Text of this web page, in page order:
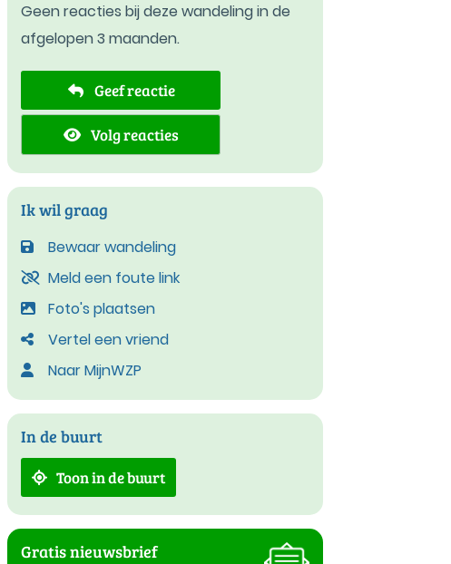
Geen reacties bij deze wandeling in de
afgelopen 3 maanden.
Geef reactie
Volg reacties
Ik wil graag
Bewaar wandeling
Meld een foute link
Foto's plaatsen
Vertel een vriend
Naar MijnWZP
In de buurt
Toon in de buurt
Gratis nieuwsbrief